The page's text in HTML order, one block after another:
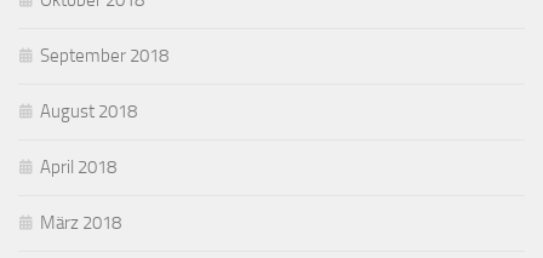
September 2018
August 2018
April 2018
März 2018